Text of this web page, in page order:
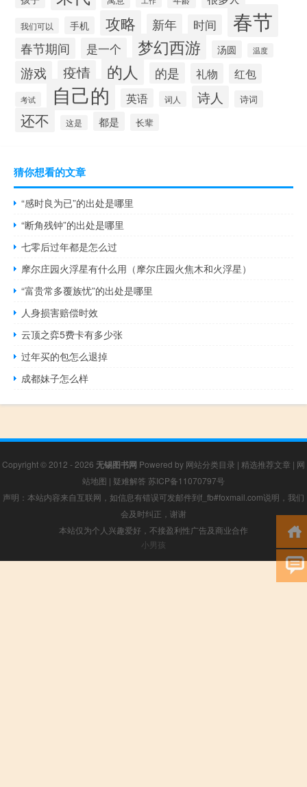
我们可以 手机 攻略 新年 时间 春节
春节期间 是一个 梦幻西游 汤圆 温度
游戏 疫情 的人 的是 礼物 红包
考试 自己的 英语 词人 诗人 诗词
还不 这是 都是 长辈
猜你想看的文章
“感时良为已”的出处是哪里
“断角残钟”的出处是哪里
七零后过年都是怎么过
摩尔庄园火浮星有什么用（摩尔庄园火焦木和火浮星）
“富贵常多覆族忧”的出处是哪里
人身损害赔偿时效
云顶之弈5费卡有多少张
过年买的包怎么退掉
成都妹子怎么样
Copyright © 2012 - 2026 无锡图书网 Powered by 网站分类目录 | 精选推荐文章 | 网
站地图 | 疑难解答 苏ICP备11070797号
声明：本站内容来自互联网，如信息有错误可发邮件到f_fb#foxmail.com说明，我们
会及时纠正，谢谢
本站仅为个人兴趣爱好，不接盈利性广告及商业合作
小男孩